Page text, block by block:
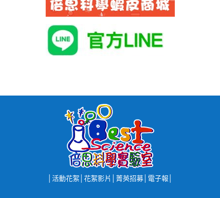
活動花絮 花絮影片 菁英招募│ 電子報